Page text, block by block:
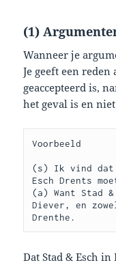
(1)
Wanneer je
Je geeft een reden
geaccepteerd is,
het geval is en
Voorbeeld
(s) Ik vind dat
Esch Drents
(a) Want Stad
Diever, en
Drenthe.
Dat Stad & Esch